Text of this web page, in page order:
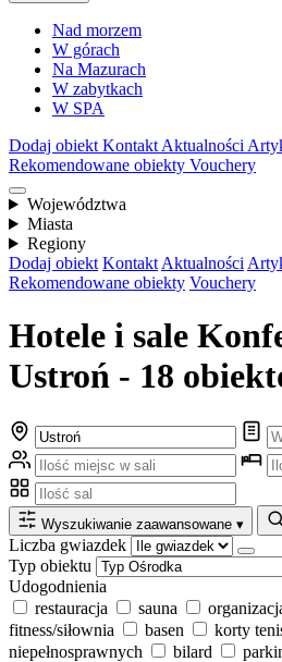
Nad morzem
W górach
Na Mazurach
W zabytkach
W SPA
Dodaj obiekt Kontakt Aktualności
Rekomendowane obiekty Vouchery
Województwa
Miasta
Regiony
Dodaj obiekt Kontakt Aktualności
Rekomendowane obiekty Vouchery
Hotele i sale
Ustroń - 18
Wyszukiwanie zaawansowane ▾
Liczba gwiazdek
Typ obiektu
Udogodnienia
restauracja
sauna
fitness/siłownia
basen korty
niepełnosprawnych
bilard